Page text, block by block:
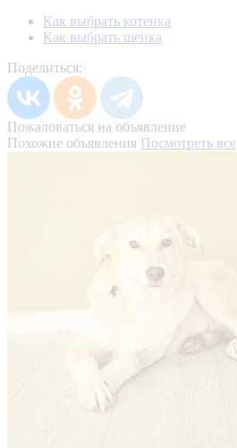
Как выбрать котенка
Как выбрать щенка
Поделиться:
Пожаловаться на объявление
Похожие объявления Посмотреть все